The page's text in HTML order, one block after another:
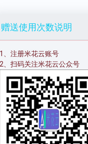
赠送使用次数说明
1、注册米花云账号
2、扫码关注米花云公众号